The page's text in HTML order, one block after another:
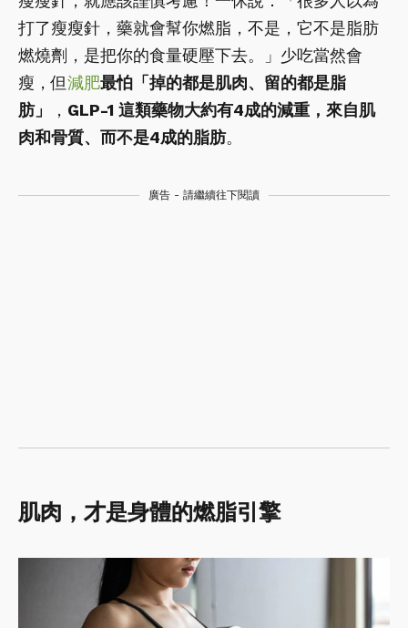
打了瘦瘦針，藥就會幫你燃脂，​不是，它不是脂肪
燃燒劑，是把你的食量硬壓下去。」少吃當然會
瘦，但減肥最怕「掉的都是肌肉、留的都是脂
肪」
， GLP-1 這類藥物大約有4成的減重，來自肌
肉和骨質、而不是4成的脂肪。
廣告 - 請繼續往下閱讀
肌肉，才是身體的燃脂引擎​